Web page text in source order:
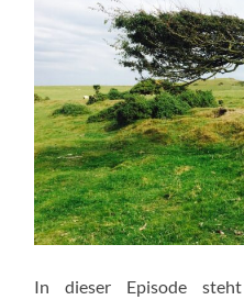
In dieser Episode